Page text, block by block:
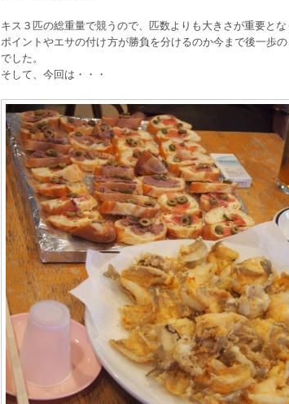
キス３匹の総重量で競うので、匹数よりも大きさが重要とな
ポイントやエサの付け方が勝負を分けるのか今まで後一歩
でした。
そして、今回は・・・